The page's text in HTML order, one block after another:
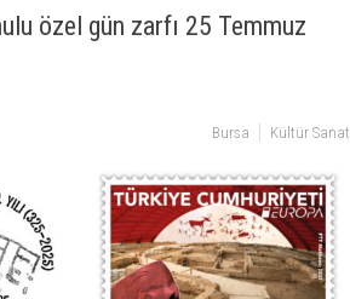
özel gün zarfı 25 Temmuz
Bursa Kültür Sanat